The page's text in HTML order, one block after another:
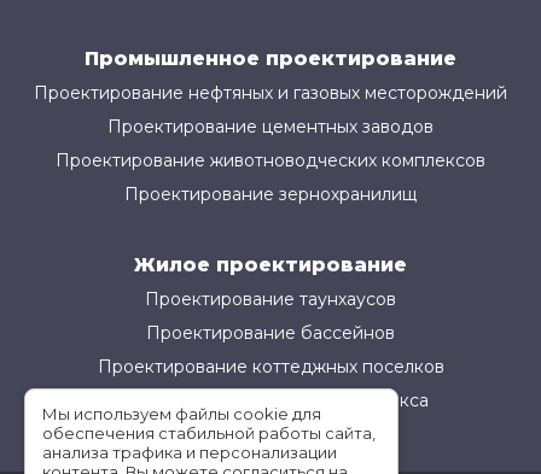
Промышленное проектирование
Проектирование нефтяных и газовых месторождений
Проектирование цементных заводов
Проектирование животноводческих комплексов
Проектирование зернохранилищ
Жилое проектирование
Проектирование таунхаусов
Проектирование бассейнов
Проектирование коттеджных поселков
Проектирование жилого комплекса
Мы используем файлы cookie для
обеспечения стабильной работы сайта,
анализа трафика и персонализации